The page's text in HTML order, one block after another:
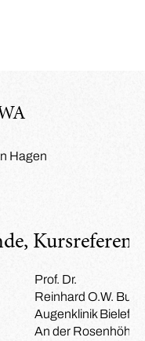
Prof. Dr.
Reinhard O.W. Burk
Augenklinik
An der Rosenhöhe
Hagen